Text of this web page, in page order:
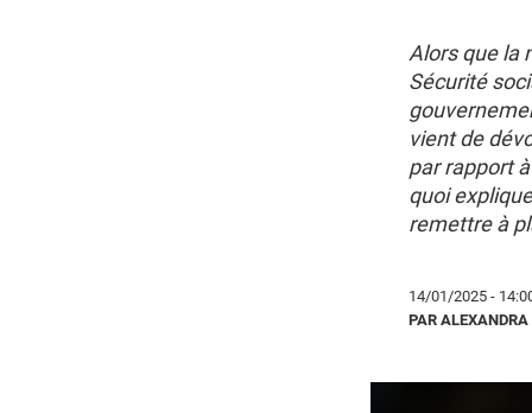
Alors que la
Sécurité
vient de
par rapport
quoi
remettre à
14/01/2025 -
PAR